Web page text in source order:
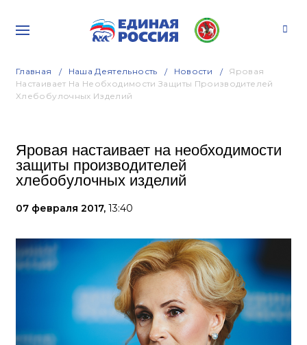
Главная Наша Деятельность Новости
Яровая
Настаивает На Необходимости Защиты Производителей
Хлебобулочных Изделий
Яровая настаивает на необходимости
защиты производителей
хлебобулочных изделий
07 февраля 2017, 13:40